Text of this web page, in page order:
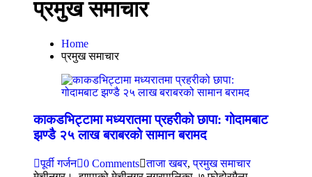
प्रमुख समाचार
Home
प्रमुख समाचार
काकडभिट्टामा मध्यरातमा प्रहरीको छापा: गोदामबाट
झण्डै २५ लाख बराबरको सामान बरामद
पूर्वी गर्जन 0 Comments ताजा खबर,प्रमुख समाचार